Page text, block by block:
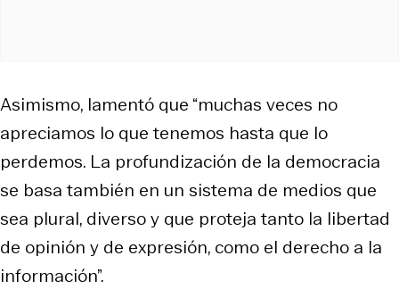
Asimismo, lamentó que “muchas veces no
apreciamos lo que tenemos hasta que lo
perdemos. La profundización de la democracia
se basa también en un sistema de medios que
sea plural, diverso y que proteja tanto la libertad
de opinión y de expresión, como el derecho a la
información”.